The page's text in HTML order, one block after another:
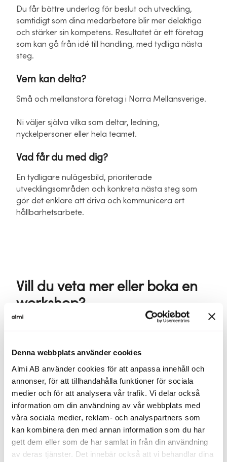
Denna webbplats använder cookies
Almi AB använder cookies för att anpassa innehåll och
annonser, för att tillhandahålla funktioner för sociala
medier och för att analysera vår trafik. Vi delar också
information om din användning av vår webbplats med
våra sociala medier, reklam- och analyspartners som
kan kombinera den med annan information som du har
gett dem eller som de har samlat in från din användning
av deras tjänster. Det innebär också att vi behandlar dina
Du får bättre underlag för beslut och utveckling,
samtidigt som dina medarbetare blir mer delaktiga
och stärker sin kompetens. Resultatet är ett företag
som kan gå från idé till handling, med tydliga nästa
steg.
Vem kan delta?
Små och mellanstora företag i Norra Mellansverige.
Ni väljer själva vilka som deltar, ledning,
nyckelpersoner eller hela teamet.
Vad får du med dig?
En tydligare nulägesbild, prioriterade
utvecklingsområden och konkreta nästa steg som
gör det enklare att driva och kommunicera ert
hållbarhetsarbete.
Vill du veta mer eller boka en
workshop?
Kontakta oss så berättar vi mer om hur ditt företag